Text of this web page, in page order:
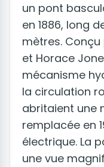
un pont
en 1886, long
mètres.
et Horace
mécanisme
la circulation
abritaient une
remplacée en
électrique. La
une vue